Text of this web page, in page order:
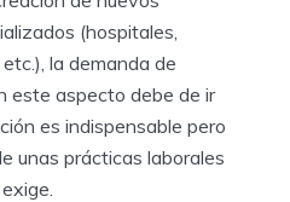
(hospitales,
la demanda de
este aspecto debe de ir
es indispensable pero
unas prácticas laborales